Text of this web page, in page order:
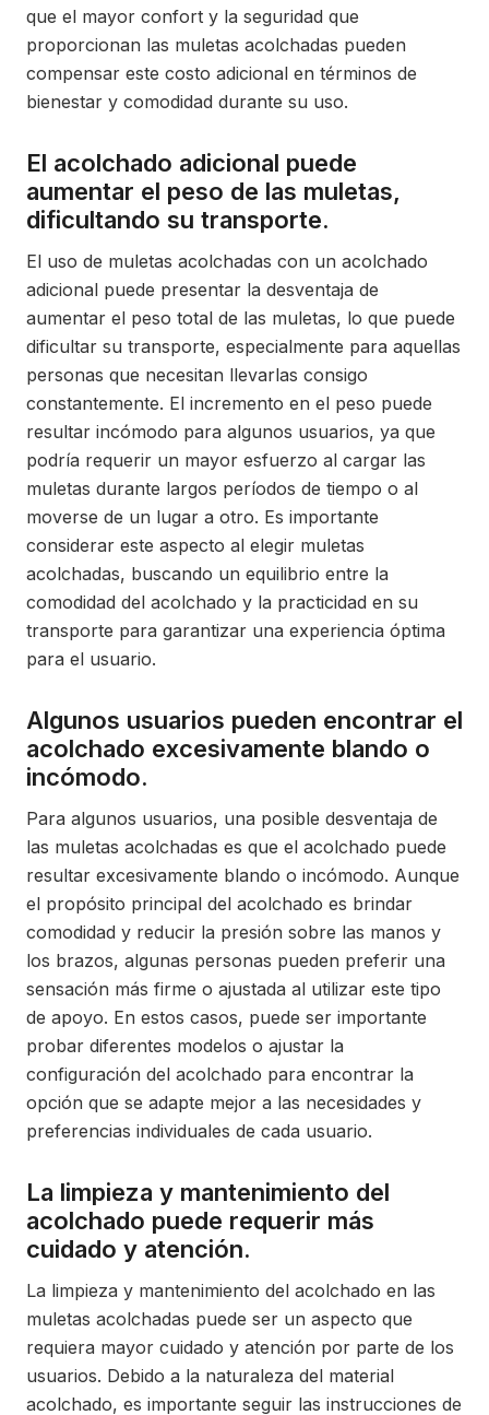
que el mayor confort y la seguridad que
proporcionan las muletas acolchadas pueden
compensar este costo adicional en términos de
bienestar y comodidad durante su uso.
El acolchado adicional puede
aumentar el peso de las muletas,
dificultando su transporte.
El uso de muletas acolchadas con un acolchado
adicional puede presentar la desventaja de
aumentar el peso total de las muletas, lo que puede
dificultar su transporte, especialmente para aquellas
personas que necesitan llevarlas consigo
constantemente. El incremento en el peso puede
resultar incómodo para algunos usuarios, ya que
podría requerir un mayor esfuerzo al cargar las
muletas durante largos períodos de tiempo o al
moverse de un lugar a otro. Es importante
considerar este aspecto al elegir muletas
acolchadas, buscando un equilibrio entre la
comodidad del acolchado y la practicidad en su
transporte para garantizar una experiencia óptima
para el usuario.
Algunos usuarios pueden encontrar el
acolchado excesivamente blando o
incómodo.
Para algunos usuarios, una posible desventaja de
las muletas acolchadas es que el acolchado puede
resultar excesivamente blando o incómodo. Aunque
el propósito principal del acolchado es brindar
comodidad y reducir la presión sobre las manos y
los brazos, algunas personas pueden preferir una
sensación más firme o ajustada al utilizar este tipo
de apoyo. En estos casos, puede ser importante
probar diferentes modelos o ajustar la
configuración del acolchado para encontrar la
opción que se adapte mejor a las necesidades y
preferencias individuales de cada usuario.
La limpieza y mantenimiento del
acolchado puede requerir más
cuidado y atención.
La limpieza y mantenimiento del acolchado en las
muletas acolchadas puede ser un aspecto que
requiera mayor cuidado y atención por parte de los
usuarios. Debido a la naturaleza del material
acolchado, es importante seguir las instrucciones de